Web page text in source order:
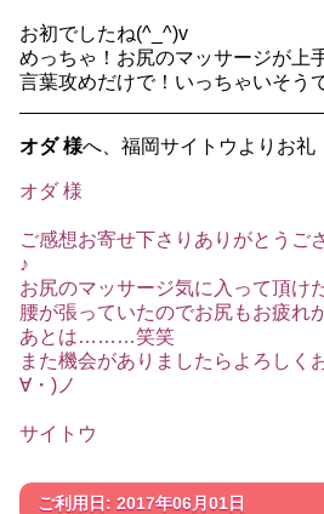
お初でしたね(^_^)v
めっちゃ！お尻のマッサージが上
言葉攻めだけで！いっちゃいそう
オダ 様へ、福岡サイトウよりお礼
オダ 様
ご感想お寄せ下さりありがとうご
♪
お尻のマッサージ気に入って頂け
腰が張っていたのでお尻もお疲れ
あとは………笑笑
また機会がありましたらよろしく
∀・)ノ
サイトウ
ご利用日: 2017年06月01日